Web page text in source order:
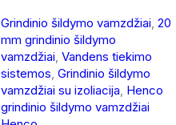
Grindinio šildymo vamzdžiai, 20
mm grindinio šildymo
vamzdžiai, Vandens tiekimo
sistemos, Grindinio šildymo
vamzdžiai su izoliacija, Henco
grindinio šildymo vamzdžiai